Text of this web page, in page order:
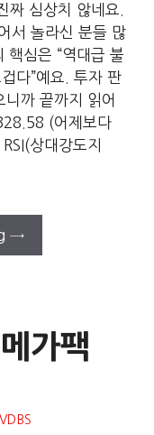
짜 심상치 않네요.
서 놀라신 분들 많
핵심은 “역대급 불
다”예요. 투자 판
까 끝까지 읽어
(어제보다
상대강도지
→
가팩